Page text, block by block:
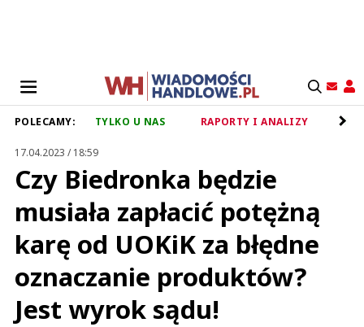
POLECAMY: TYLKO U NAS RAPORTY I ANALIZY
17.04.2023 / 18:59
Czy Biedronka będzie
musiała zapłacić potężną
karę od UOKiK za błędne
oznaczanie produktów?
Jest wyrok sądu!